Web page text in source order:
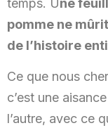
pomme ne
de l’histoire
Ce que nous
c’est une
l’autre, avec ce